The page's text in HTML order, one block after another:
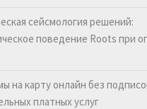
сейсмология решений:
поведение Roots при
на карту онлайн без
платных услуг